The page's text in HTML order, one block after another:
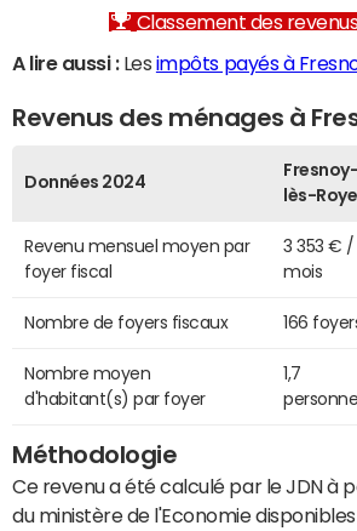
Classement des
A lire aussi :Les impôts payés à
Revenus des ménages à
Données 2024
Fresnoy-
lès-Roye
Revenu mensuel moyen par
foyer fiscal
3 353 € /
mois
Nombre de foyers fiscaux 166
Nombre moyen
d'habitant(s) par foyer
1,7
Méthodologie
Ce revenu a été calculé par le JDN à
du ministère de l'Economie